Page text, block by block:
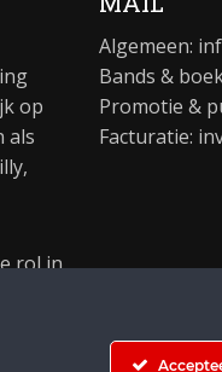
op
als
rol in
Algemeen:
Bands &
Promotie &
Facturatie: